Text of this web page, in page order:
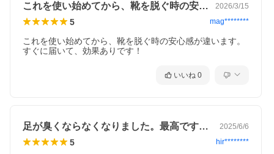
これを使い始めてから、靴を脱ぐ時の安心… 2026/3/15
5 mag********
これを使い始めてから、靴を脱ぐ時の安心感が違います。
すぐに届いて、効果ありです！
いいね 0
足が臭くならなくなりました。最高です。… 2025/6/6
5 hir********